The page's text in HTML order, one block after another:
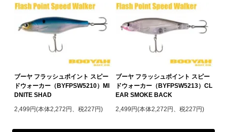
ブーヤ フラッシュポイント スピー
ドウォーカー（BYFPSW5210）MI
DNITE SHAD
2,499円(本体2,272円、税227円)
ブーヤ フラッシュポイント スピー
ドウォーカー（BYFPSW5213）CL
EAR SMOKE BACK
2,499円(本体2,272円、税227円)